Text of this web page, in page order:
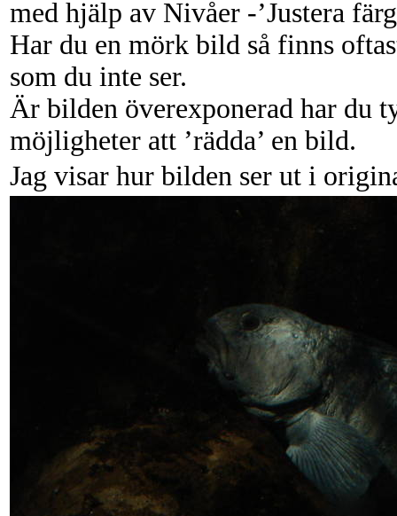
med hjälp av Nivåer -’Justera
Har du en mörk bild så finns
som du inte ser.
Är bilden överexponerad har du
möjligheter att ’rädda’ en bild.
Jag visar hur bilden ser ut i